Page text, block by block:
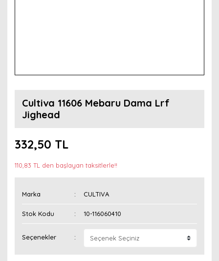
Cultiva 11606 Mebaru Dama Lrf
Jighead
332,50 TL
110,83 TL den başlayan taksitlerle!!
Marka CULTIVA
Stok Kodu 10-116060410
Seçenekler